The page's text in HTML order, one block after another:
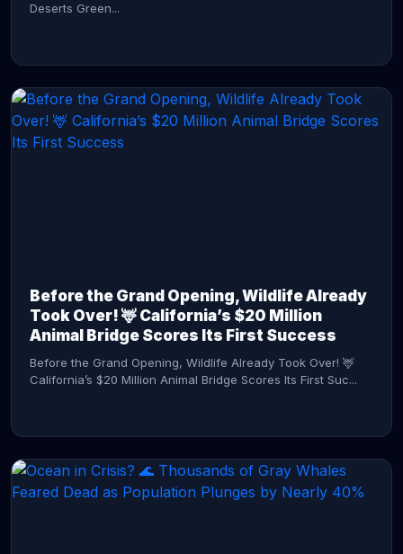
Deserts Green...
Before the Grand Opening, Wildlife Already
Took Over! 🦌 California’s $20 Million
Animal Bridge Scores Its First Success
Before the Grand Opening, Wildlife Already Took Over! 🦌
California’s $20 Million Animal Bridge Scores Its First Suc...